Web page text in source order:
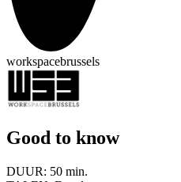
workspacebrussels
Good to know
DUUR: 50 min.